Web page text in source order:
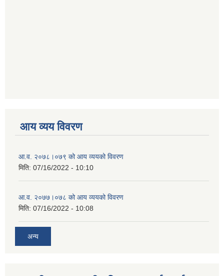
आय व्यय विवरण
आ.व. २०७८।०७९ को आय व्ययको विवरण
मिति: 07/16/2022 - 10:10
आ.व. २०७७।०७८ को आय व्ययको विवरण
मिति: 07/16/2022 - 10:08
अन्य